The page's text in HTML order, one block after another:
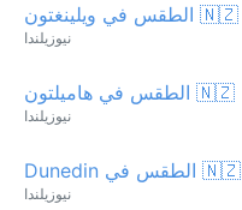
🇳🇿 الطقس في ويلينغتون
نيوزيلندا
🇳🇿 الطقس في هاميلتون
نيوزيلندا
🇳🇿 الطقس في Dunedin
نيوزيلندا